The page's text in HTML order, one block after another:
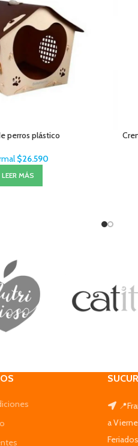
perros plástico
$26.590
LEER MÁS
a